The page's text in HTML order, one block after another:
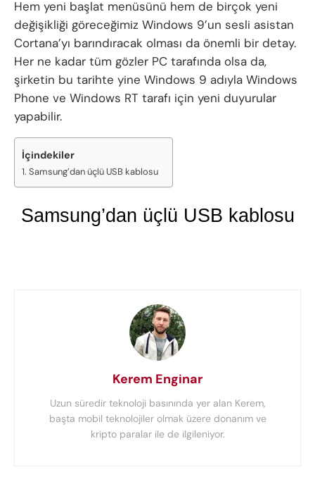
Hem yeni başlat menüsünü hem de birçok yeni
değişikliği göreceğimiz Windows 9’un sesli asistan
Cortana’yı barındıracak olması da önemli bir detay.
Her ne kadar tüm gözler PC tarafında olsa da,
şirketin bu tarihte yine Windows 9 adıyla Windows
Phone ve Windows RT tarafı için yeni duyurular
yapabilir.
İçindekiler
Samsung’dan üçlü USB kablosu
Samsung’dan üçlü USB kablosu
Kerem Enginar
Uzun süredir teknoloji basınında yer alan Kerem,
başta mobil teknolojiler olmak üzere donanım ve
kripto paralar ile de ilgileniyor.